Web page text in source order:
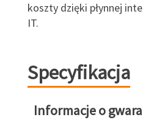
koszty dzięki płynnej
IT.
Specyfikacja
Informacje o